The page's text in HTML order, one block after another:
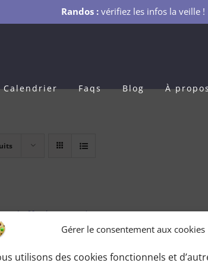
Randos : vérifiez les infos la veille !
Gérer le consentement aux cookies
utilisons des cookies fonctionnels et
Calendrier Faqs Blog À
Adhésion 1 an
€